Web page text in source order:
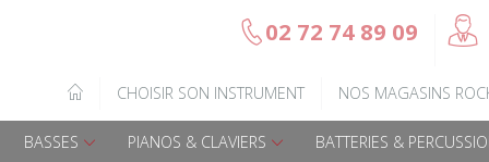
Guitares électriques Basses électriques
b02 72 74 89 09 @
7 CHOISIR SON INSTRUMENT NOS MAGASINS
BASSES PIANOS & CLAVIERS BATTERIES &